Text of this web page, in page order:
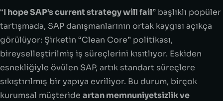
“I hope SAP’s current strategy will fail” başlıklı popüler
tartışmada, SAP danışmanlarının ortak kaygısı açıkça
görülüyor: Şirketin “Clean Core” politikası,
bireyselleştirilmiş iş süreçlerini kısıtlıyor. Eskiden
esnekliğiyle övülen SAP, artık standart süreçlere
sıkıştırılmış bir yapıya evriliyor. Bu durum, birçok
kurumsal müşteride artan memnuniyetsizlik ve